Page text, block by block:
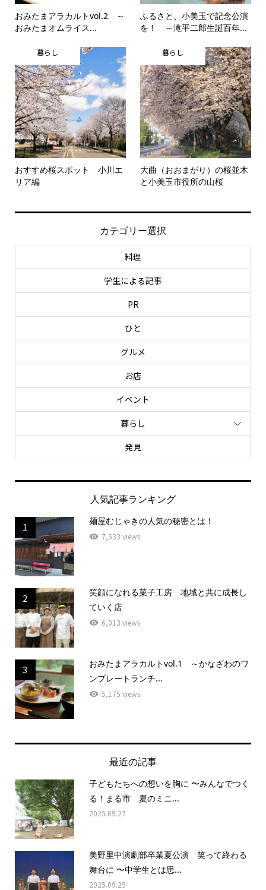
おみたまアラカルトvol.2 ～
おみたまオムライス...
ふるさと、小美玉で記念公演
を！ ～滝平二郎生誕百年...
暮らし
おすすめ桜スポット 小川エ
リア編
暮らし
大曲（おおまがり）の桜並木
と小美玉市役所の山桜
カテゴリー選択
料理
学生による記事
PR
ひと
グルメ
お店
イベント
暮らし
発見
人気記事ランキング
1
麺屋むじゃきの人気の秘密とは！
7,533 views
2
笑顔になれる菓子工房 地域と共に成長し
ていく店
6,013 views
3
おみたまアラカルトvol.1 ～かなざわのワ
ンプレートランチ...
5,175 views
最近の記事
子どもたちへの想いを胸に 〜みんなでつく
る！まる市 夏のミニ...
2025.09.27
美野里中演劇部卒業夏公演 笑って終わる
舞台に 〜中学生とは思...
2025.09.25